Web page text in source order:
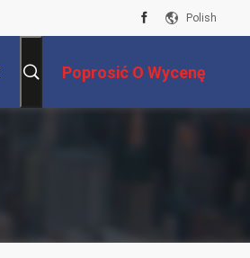
Polish
Poprosić O Wycenę